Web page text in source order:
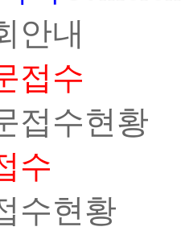
안내
접수
접수현황
수
수현황